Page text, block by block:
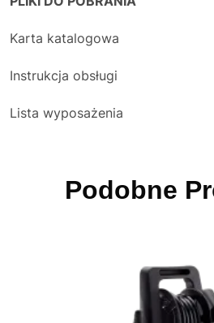
Karta katalogowa
Instrukcja obsługi
Lista wyposażenia
Podobne